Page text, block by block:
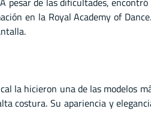
en la Royal Academy of
la hicieron una de las modelos
costura. Su apariencia y